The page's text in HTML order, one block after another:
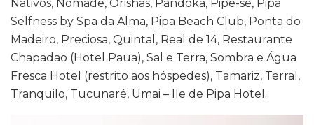
Nativos, Nômade, Orishas, Pandoka, Pipe-se, Pipa
Selfness by Spa da Alma, Pipa Beach Club, Ponta do
Madeiro, Preciosa, Quintal, Real de 14, Restaurante
Chapadao (Hotel Paua), Sal e Terra, Sombra e Água
Fresca Hotel (restrito aos hóspedes), Tamariz, Terral,
Tranquilo, Tucunaré, Umai – Ile de Pipa Hotel.